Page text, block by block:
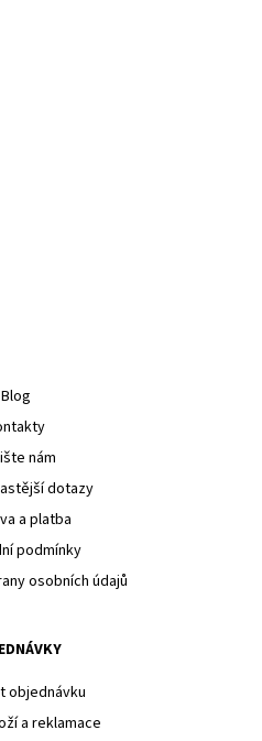
Blog
nám
dotazy
a platba
podmínky
osobních údajů
objednávku
a reklamace